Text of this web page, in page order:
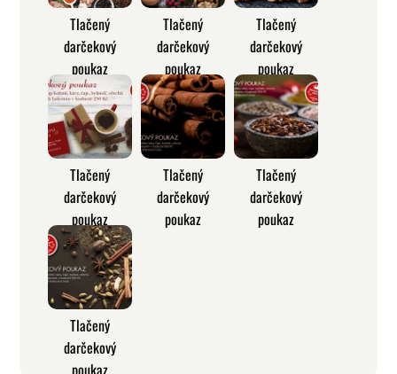
Tlačený
darčekový
poukaz
Tlačený
darčekový
poukaz
Tlačený
darčekový
poukaz
Tlačený
darčekový
poukaz
Tlačený
darčekový
poukaz
Tlačený
darčekový
poukaz
Tlačený
darčekový
poukaz